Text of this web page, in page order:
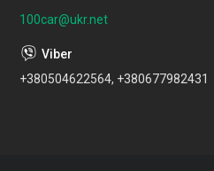
100car@ukr.net
+380504622564, +380677982431